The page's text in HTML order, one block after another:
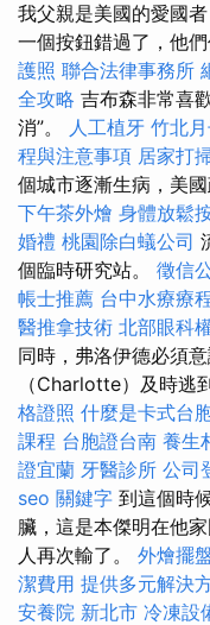
我父親是美國的愛國
一個按鈕錯過了，他
護照 聯合法律事務所
全攻略 吉布森非常喜
消”。 人工植牙 竹北
程與注意事項 居家打
個城市逐漸生病，美
下午茶外燴 身體放鬆
婚禮 桃園除白蟻公司
個臨時研究站。 徵信
帳士推薦 台中水療療
醫推拿技術 北部眼科
同時，弗洛伊德必須
（Charlotte）及時逃
格證照 什麼是卡式台
課程 台胞證台南 養生
證宜蘭 牙醫診所 公司
seo 關鍵字 到這個時
臟，這是本傑明在他
人再次輸了。 外燴擺
潔費用 提供多元解決
安養院 新北市 冷凍設